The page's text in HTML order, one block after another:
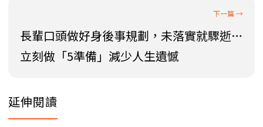
長輩口頭做好身後事規劃，未落實就驟逝…
立刻做「5準備」減少人生遺憾
延伸閱讀